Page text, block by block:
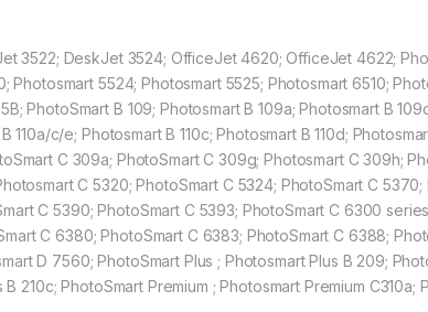
3522; DeskJet 3524; OfficeJet 4620; OfficeJet 4622;
Photosmart 5524; Photosmart 5525; Photosmart 6510;
PhotoSmart B 109; Photosmart B 109a; Photosmart B
c/e; Photosmart B 110c; Photosmart B 110d;
C 309a; PhotoSmart C 309g; Photosmart C 309h;
C 5320; PhotoSmart C 5324; PhotoSmart C
C 5390; PhotoSmart C 5393; PhotoSmart C 6300
C 6380; PhotoSmart C 6383; PhotoSmart C 6388;
D 7560; PhotoSmart Plus ; Photosmart Plus B 209;
210c; PhotoSmart Premium ; Photosmart Premium C310a;